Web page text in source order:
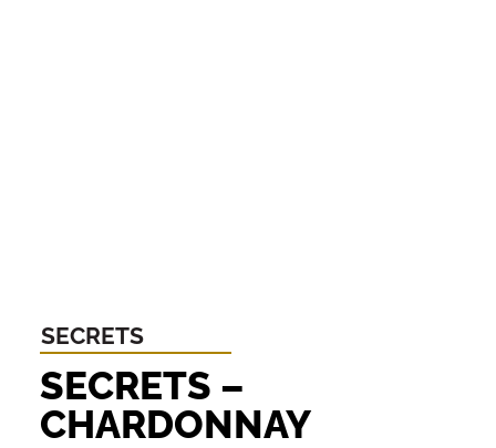
SECRETS
SECRETS –
CHARDONNAY